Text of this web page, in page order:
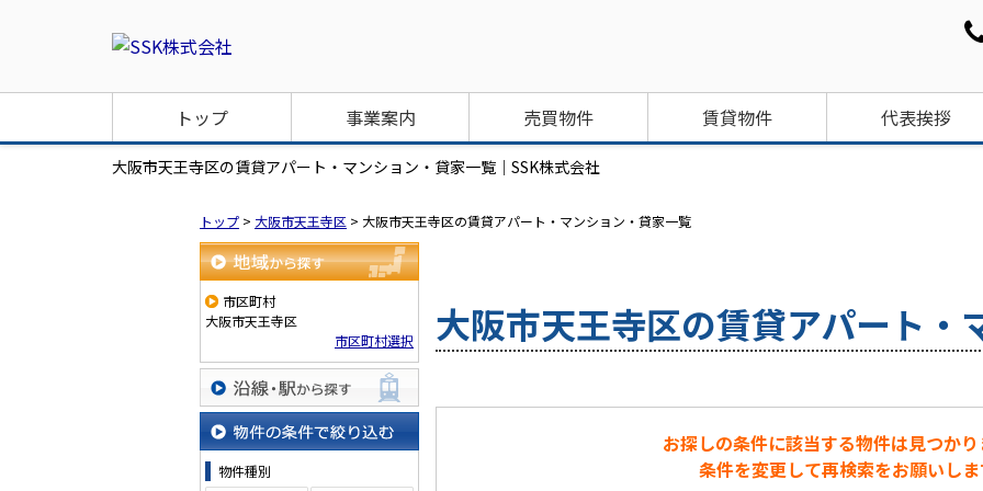
トップ 事業案内 売買物件 賃貸物件 代表挨拶
大阪市天王寺区の賃貸アパート・マンション・貸家一覧｜SSK株式会社
トップ > 大阪市天王寺区 > 大阪市天王寺区の賃貸アパート・マンション・貸家一覧
地域から探す
市区町村
大阪市天王寺区
市区町村選択
沿線・駅から探す
物件の条件で絞り込む
物件種別
大阪市天王寺区の賃貸アパート・
お探しの条件に該当する物件は見つか
条件を変更して再検索をお願いしま